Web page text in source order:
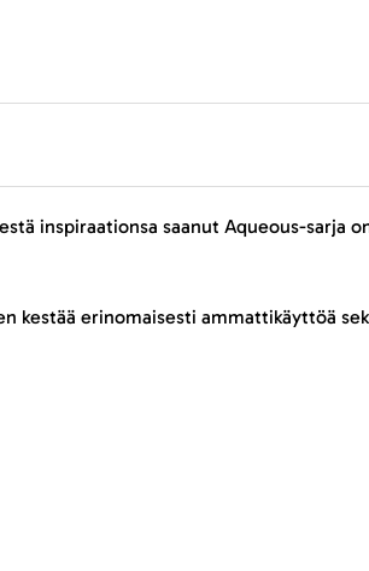
inspiraationsa saanut Aqueous-sarja
kestää erinomaisesti ammattikäyttöä